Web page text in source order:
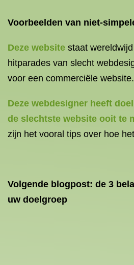
Voorbeelden van niet-
Deze website staat
hitparades van slecht
voor een commerciële website.
Deze webdesigner heeft
de slechtste website ooit te
zijn het vooral tips over hoe
Volgende blogpost: de 3
uw doelgroep